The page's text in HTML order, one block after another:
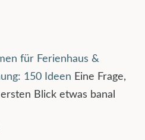
für Ferienhaus &
150 Ideen Eine Frage,
Blick etwas banal